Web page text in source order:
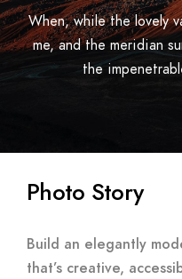
When, while the lovely
me, and the meridian
the
Photo Story
Build an elegantly
that’s creative,